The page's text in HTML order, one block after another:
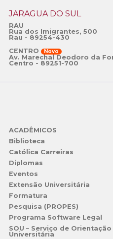
JARAGUÁ DO SUL
RAU
Rua dos Imigrantes, 500
Rau - 89254-430
CENTRO
Novo
Av. Marechal Deodoro da
Centro - 89251-700
ACADÊMICOS
Biblioteca
Católica Carreiras
Diplomas
Eventos
Extensão Universitária
Formatura
Pesquisa (PROPES)
Programa Software Legal
SOU – Serviço de Orientação
Universitária